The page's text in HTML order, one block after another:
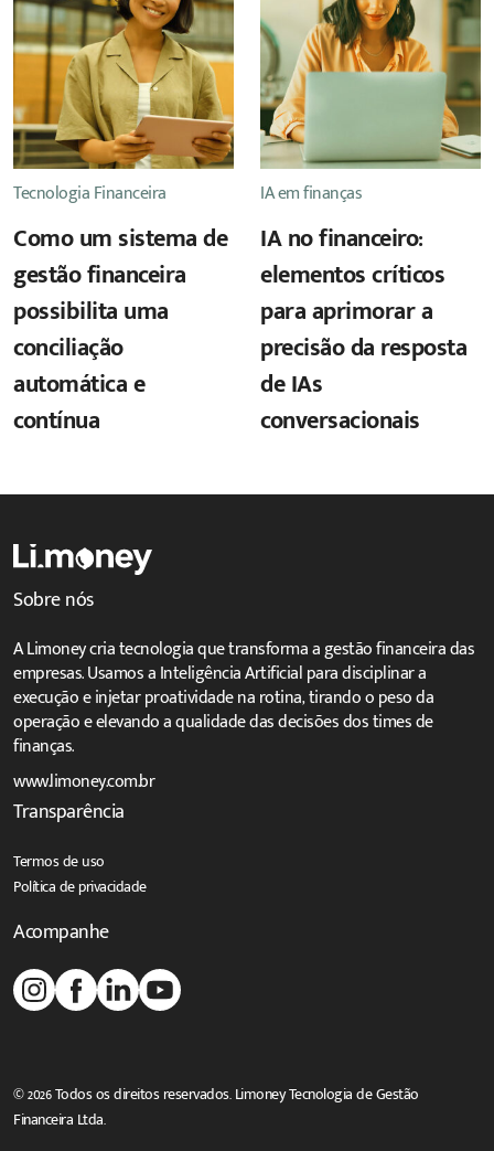
Tecnologia Financeira
Como um sistema de
gestão financeira
possibilita uma
conciliação
automática e
contínua
IA em finanças
IA no financeiro:
elementos críticos
para aprimorar a
precisão da resposta
de IAs
conversacionais
Sobre nós
A Limoney cria tecnologia que transforma a gestão financeira das
empresas. Usamos a Inteligência Artificial para disciplinar a
execução e injetar proatividade na rotina, tirando o peso da
operação e elevando a qualidade das decisões dos times de
finanças.
www.limoney.com.br
Transparência
Termos de uso
Política de privacidade
Acompanhe
© 2026 Todos os direitos reservados. Limoney Tecnologia de Gestão
Financeira Ltda.